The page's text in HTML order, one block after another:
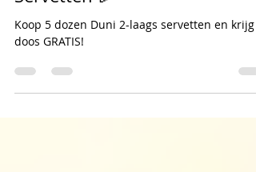
🎉 Geweldige Deal! Acties Duni
Servetten 🎉
Koop 5 dozen Duni 2-laags servetten en krijg 1